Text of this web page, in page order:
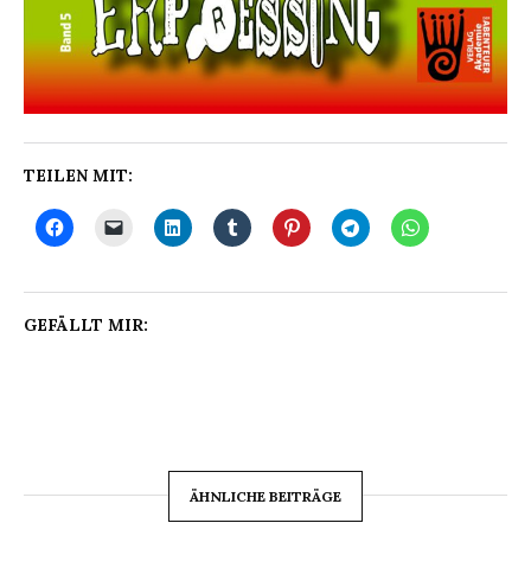
TEILEN MIT:
GEFÄLLT MIR:
ÄHNLICHE BEITRÄGE